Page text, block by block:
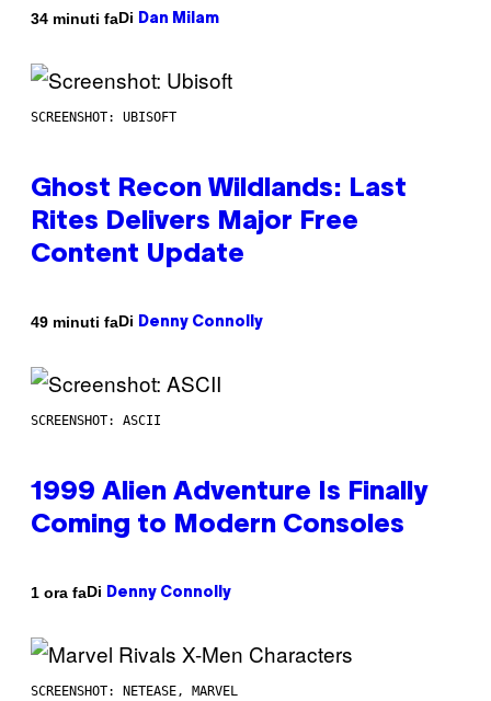
34 minuti faDi Dan Milam
SCREENSHOT: UBISOFT
Ghost Recon Wildlands: Last
Rites Delivers Major Free
Content Update
49 minuti faDi Denny Connolly
SCREENSHOT: ASCII
1999 Alien Adventure Is Finally
Coming to Modern Consoles
1 ora faDi Denny Connolly
SCREENSHOT: NETEASE, MARVEL